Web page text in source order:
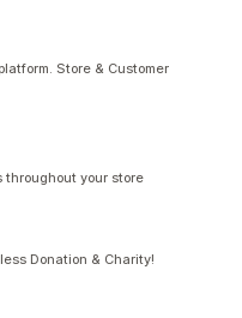
Store & Customer
throughout your store
Donation & Charity!